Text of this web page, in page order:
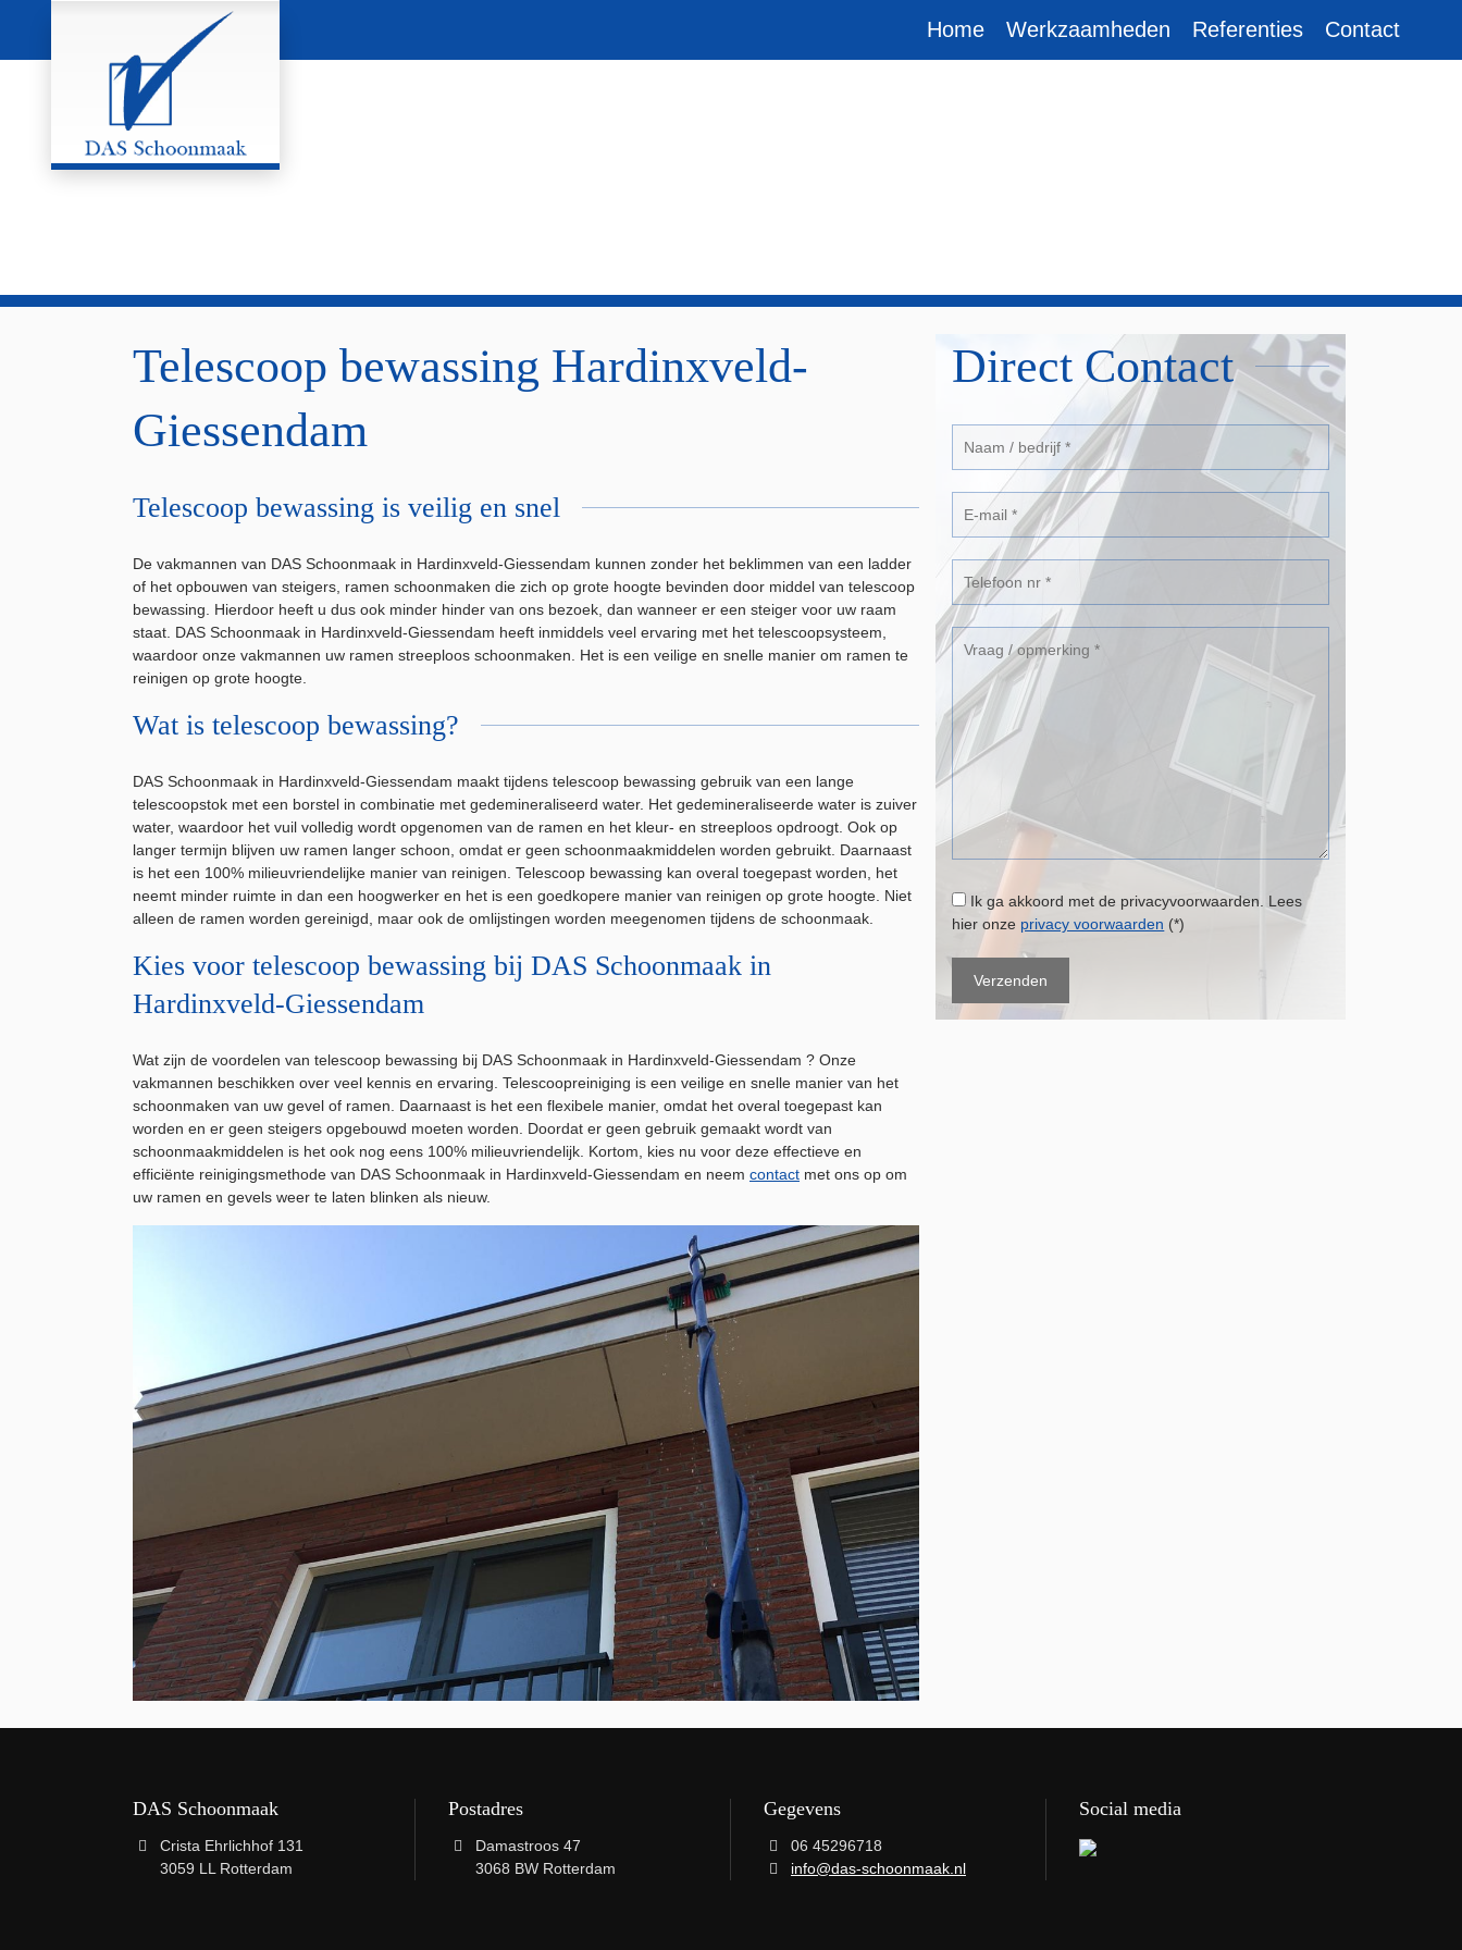
Home Werkzaamheden Referenties Contact
Telescoop bewassing Hardinxveld-
Giessendam
Telescoop bewassing is veilig en snel
De vakmannen van DAS Schoonmaak in Hardinxveld-Giessendam kunnen zonder het beklimmen van een ladder
of het opbouwen van steigers, ramen schoonmaken die zich op grote hoogte bevinden door middel van telescoop
bewassing. Hierdoor heeft u dus ook minder hinder van ons bezoek, dan wanneer er een steiger voor uw raam
staat. DAS Schoonmaak in Hardinxveld-Giessendam heeft inmiddels veel ervaring met het telescoopsysteem,
waardoor onze vakmannen uw ramen streeploos schoonmaken. Het is een veilige en snelle manier om ramen te
reinigen op grote hoogte.
Wat is telescoop bewassing?
DAS Schoonmaak in Hardinxveld-Giessendam maakt tijdens telescoop bewassing gebruik van een lange
telescoopstok met een borstel in combinatie met gedemineraliseerd water. Het gedemineraliseerde water is zuiver
water, waardoor het vuil volledig wordt opgenomen van de ramen en het kleur- en streeploos opdroogt. Ook op
langer termijn blijven uw ramen langer schoon, omdat er geen schoonmaakmiddelen worden gebruikt. Daarnaast
is het een 100% milieuvriendelijke manier van reinigen. Telescoop bewassing kan overal toegepast worden, het
neemt minder ruimte in dan een hoogwerker en het is een goedkopere manier van reinigen op grote hoogte. Niet
alleen de ramen worden gereinigd, maar ook de omlijstingen worden meegenomen tijdens de schoonmaak.
Kies voor telescoop bewassing bij DAS Schoonmaak in
Hardinxveld-Giessendam
Wat zijn de voordelen van telescoop bewassing bij DAS Schoonmaak in Hardinxveld-Giessendam ? Onze
vakmannen beschikken over veel kennis en ervaring. Telescoopreiniging is een veilige en snelle manier van het
schoonmaken van uw gevel of ramen. Daarnaast is het een flexibele manier, omdat het overal toegepast kan
worden en er geen steigers opgebouwd moeten worden. Doordat er geen gebruik gemaakt wordt van
schoonmaakmiddelen is het ook nog eens 100% milieuvriendelijk. Kortom, kies nu voor deze effectieve en
efficiënte reinigingsmethode van DAS Schoonmaak in Hardinxveld-Giessendam en neem contact met ons op om
uw ramen en gevels weer te laten blinken als nieuw.
Direct Contact
Ik ga akkoord met de privacyvoorwaarden.
Lees
hier onze privacy voorwaarden (*)
DAS Schoonmaak
Crista Ehrlichhof 131
3059 LL Rotterdam
Postadres
Damastroos 47
3068 BW Rotterdam
Gegevens
06 45296718
info@das-schoonmaak.nl
Social media